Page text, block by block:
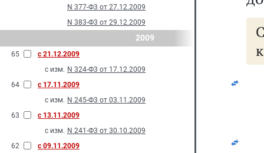
N 377-Ф3 от 27.12.2009
N 383-Ф3 от 29.12.2009
2009
65
с 21.12.2009
с изм. N 324-Ф3 от 17.12.2009
64
с 17.11.2009
с изм. N 245-Ф3 от 03.11.2009
63
с 13.11.2009
с изм. N 241-Ф3 от 30.10.2009
62
с 09.11.2009